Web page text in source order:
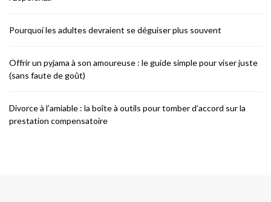
Pourquoi les adultes devraient se déguiser plus souvent
Offrir un pyjama à son amoureuse : le guide simple pour viser juste
(sans faute de goût)
Divorce à l’amiable : la boîte à outils pour tomber d’accord sur la
prestation compensatoire